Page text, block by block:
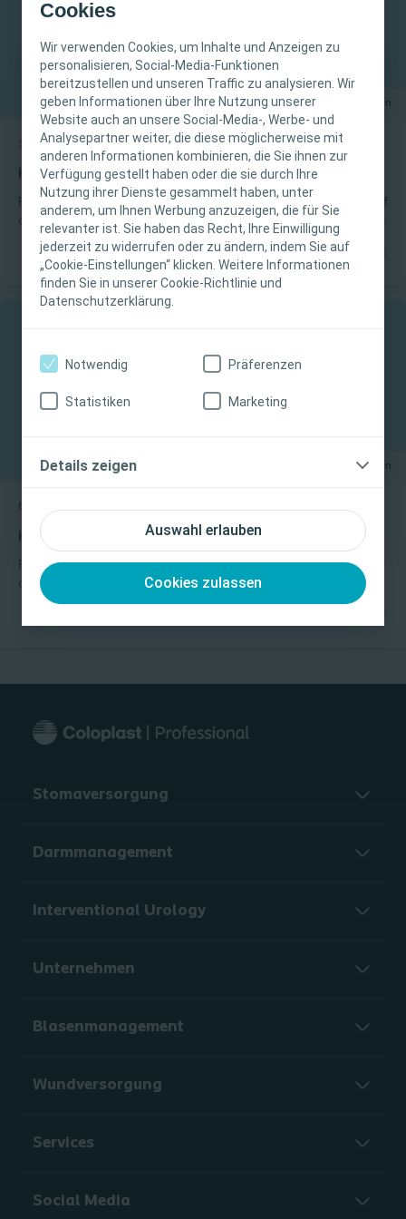
Cookies
Wir verwenden Cookies, um Inhalte und Anzeigen zu
personalisieren, Social-Media-Funktionen
bereitzustellen und unseren Traffic zu analysieren. Wir
geben Informationen über Ihre Nutzung unserer
Website auch an unsere Social-Media-, Werbe- und
Analysepartner weiter, die diese möglicherweise mit
anderen Informationen kombinieren, die Sie ihnen zur
Verfügung gestellt haben oder die sie durch Ihre
Nutzung ihrer Dienste gesammelt haben, unter
anderem, um Ihnen Werbung anzuzeigen, die für Sie
relevanter ist. Sie haben das Recht, Ihre Einwilligung
jederzeit zu widerrufen oder zu ändern, indem Sie auf
„Cookie-Einstellungen“ klicken. Weitere Informationen
finden Sie in unserer Cookie-Richtlinie und
Datenschutzerklärung.
Auswahl erlauben
Cookies zulassen
Notwendig Präferenzen
Statistiken Marketing
Details zeigen
WICHTIGER HINWEIS
Diese Website richtet sich nur an medizinisches
Fachpersonal. Der Inhalt der Website ist für
fachliche Informations- und Fortbildungszwecke
bestimmt. Coloplast bietet keinen individuellen
medizinischen Rat. Die Verantwortung für die
individuelle Patientenversorgung liegt beim
medizinischen Fachpersonal. Detaillierte
Produktinformationen zu den vorgestellten
Produkten, einschließlich Anwendungshinweise,
Vorsichtsmaßnahmen und Warnhinweisen,
finden Sie in der Gebrauchsanweisung (IFU) des
Produkts, die vor der Verwendung sorgfältig zu
Ich bin eine medizinische Fachkraft
2026 zur Verfügung. Sie erhalten die Videos per Mail.
Stomaversorgung Blasenmanagement On-demand Webinar
150 Minuten
Harnwegsinfektionen und deren Risikofaktoren
Patienten mit neurogenen Blasenfunktionsstörungen sind oft auf
die Anwendung des intermittierenden Selbstkatheterismus (ISK)
angewiesen und damit häufiger von Harnwegsinfektionen
(HWI) betroffen. In dieser Schulung lernen Sie, wie
HWIsentstehen, welchen Einfluss sie auf das Leben von ISK-
Anwendenden haben und wie Sie typische Risikofaktoren
identifizieren können.Zielgruppe & Zeitaufwand: Pflegefachkräfte
150 Minuten
Harnwegsinfektionen und deren Risikofaktoren
Patienten mit neurogenen Blasenfunktionsstörungensind oft auf
die Anwendung des intermittierendenSelbstkatheterismus (ISK)
angewiesen unddamit häufiger von Harnwegsinfektionen
Stomaversorgung
Darmmanagement
Interventional Urology
Unternehmen
Blasenmanagement
Wundversorgung
Services
Social Media